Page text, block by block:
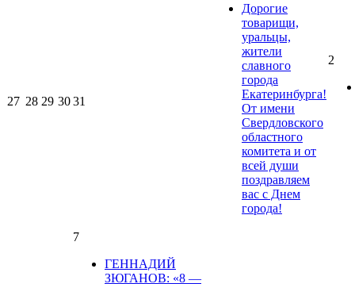
27 28 29 3031
Дорогие
товарищи,
уральцы,
жители
славного
города
Екатеринбурга!
От имени
Свердловского
областного
комитета и от
всей души
поздравляем
вас с Днем
города!
2
7
ГЕННАДИЙ
ЗЮГАНОВ: «8 —